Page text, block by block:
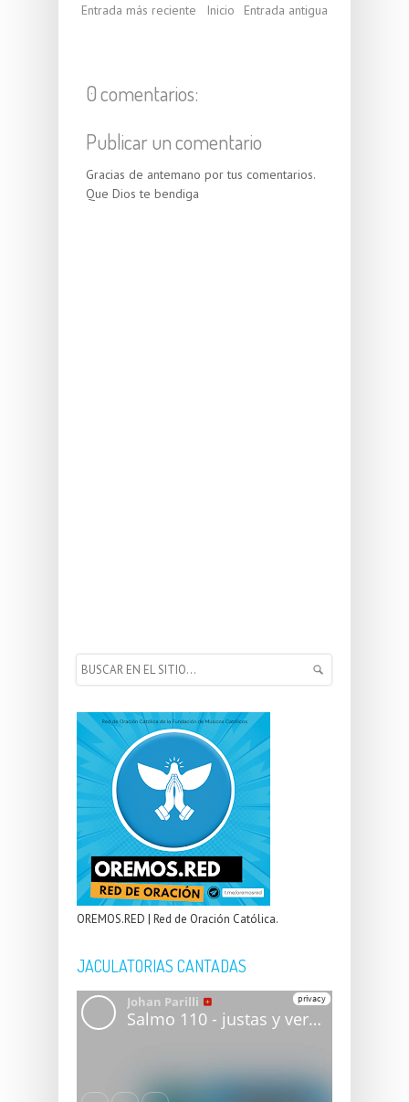
Entrada más reciente Entrada antigua
Inicio
0 comentarios:
Publicar un comentario
Gracias de antemano por tus comentarios.
Que Dios te bendiga
OREMOS.RED | Red de Oración Católica.
JACULATORIAS CANTADAS